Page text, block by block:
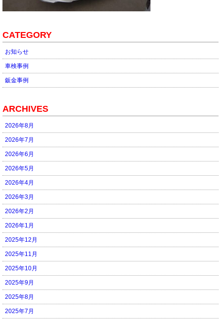
CATEGORY
お知らせ
車検事例
鈑金事例
ARCHIVES
2026年8月
2026年7月
2026年6月
2026年5月
2026年4月
2026年3月
2026年2月
2026年1月
2025年12月
2025年11月
2025年10月
2025年9月
2025年8月
2025年7月